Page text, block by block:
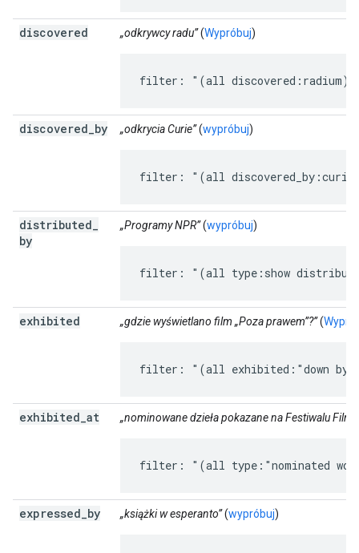
discovered „odkrywcy radu”(Wypróbuj)
filter: "(all discovered:radium)"
discovered by „odkrycia Curie”(wypróbuj)
filter: "(all
distributed
by
„Programy NPR”(wypróbuj)
filter: "(all type:show
exhibited „gdzie wyświetlano film „Poza prawem”?”(
filter: "(all exhibited:"down by
exhibited at „nominowane dzieła pokazane na Festiwalu
filter: "(all type:"nominated
expressed by „książki w esperanto”(wypróbuj)